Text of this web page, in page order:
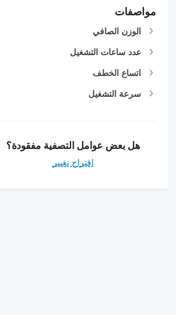
مواصفات
الوزن الصافي
عدد ساعات التشغيل
اتساع الخطف
سرعة التشغيل
هل بعض عوامل التصفية مفقودة؟
اقتراح تغيير